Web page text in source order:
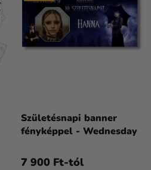
Születésnapi banner
fényképpel - Wednesday
7 900 Ft-tól